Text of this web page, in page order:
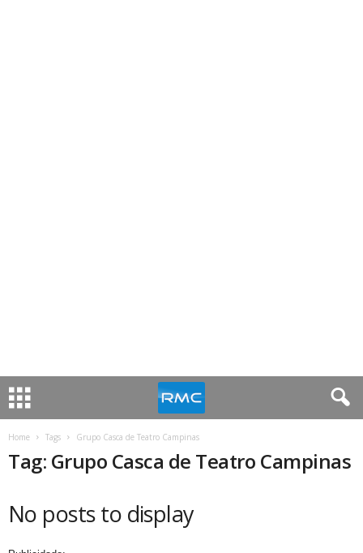
Home Tags Grupo Casca de Teatro Campinas
Tag: Grupo Casca de Teatro Campinas
No posts to display